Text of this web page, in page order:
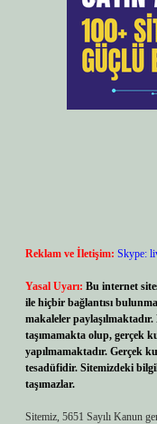
Reklam ve İletişim: Skype:
Yasal Uyarı: Bu internet
ile hiçbir bağlantısı
makaleler
taşımamakta olup, gerçek
yapılmamaktadır. Gerçek
tesadüfidir. Sitemizdeki
taşımazlar.
Sitemiz, 5651 Sayılı Kanun